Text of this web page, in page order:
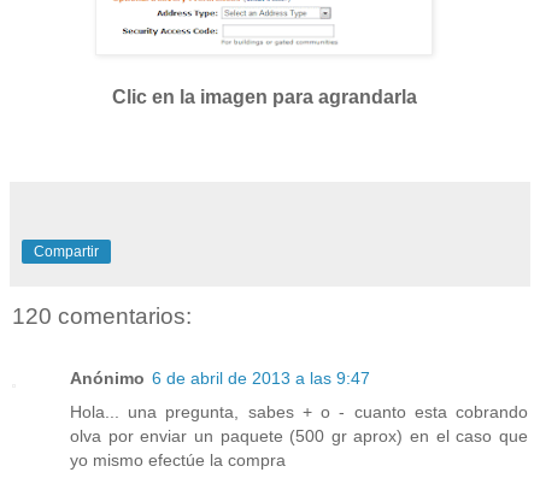
Clic en la imagen para agrandarla
Compartir
120 comentarios:
Anónimo 6 de abril de 2013 a las 9:47
Hola... una pregunta, sabes + o - cuanto esta cobrando
olva por enviar un paquete (500 gr aprox) en el caso que
yo mismo efectúe la compra